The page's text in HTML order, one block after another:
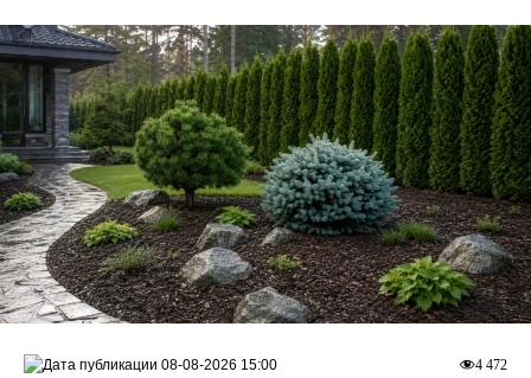
4 472
08-08-2026 15:00